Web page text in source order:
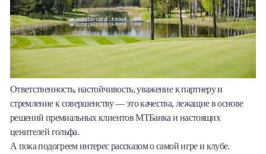
Ответственность, настойчивость, уважение к партнеру и
стремление к совершенству — это качества, лежащие в основе
решений премиальных клиентов МТБанка и настоящих
ценителей гольфа.
А пока подогреем интерес рассказом о самой игре и клубе.